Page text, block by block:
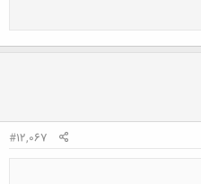
#12,067